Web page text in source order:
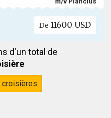
De 11600 USD
d'un total de
croisières